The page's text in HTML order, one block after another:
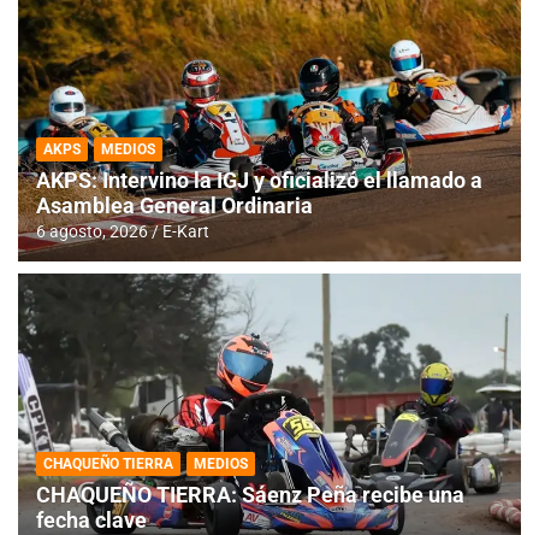
AKPS MEDIOS
AKPS: Intervino la IGJ y oficializó el llamado a
Asamblea General Ordinaria
6 agosto, 2026 E-Kart
CHAQUEÑO TIERRA MEDIOS
CHAQUEÑO TIERRA: Sáenz Peña recibe una
fecha clave